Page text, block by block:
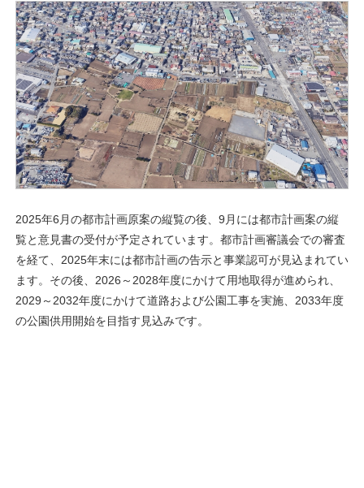
2025年6月の都市計画原案の縦覧の後、9月には都市計画案の縦
覧と意見書の受付が予定されています。都市計画審議会での審査
を経て、2025年末には都市計画の告示と事業認可が見込まれてい
ます。その後、2026～2028年度にかけて用地取得が進められ、
2029～2032年度にかけて道路および公園工事を実施、2033年度
の公園供用開始を目指す見込みです。